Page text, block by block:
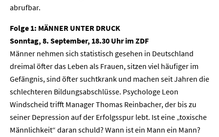
abrufbar.
Folge 1: MÄNNER UNTER DRUCK
Sonntag, 8. September, 18.30 Uhr im ZDF
Männer nehmen sich statistisch gesehen in Deutschland
dreimal öfter das Leben als Frauen, sitzen viel häufiger im
Gefängnis, sind öfter suchtkrank und machen seit Jahren die
schlechteren Bildungsabschlüsse. Psychologe Leon
Windscheid trifft Manager Thomas Reinbacher, der bis zu
seiner Depression auf der Erfolgsspur lebt. Ist eine „toxische
Männlichkeit“ daran schuld? Wann ist ein Mann ein Mann?